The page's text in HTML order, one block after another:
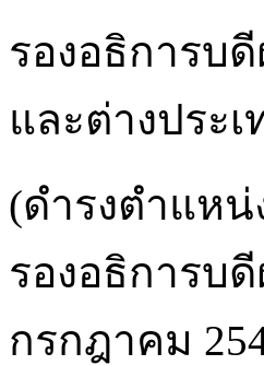
รองอธิการบ
และต่างประเ
(ดำรงตำแหน่
รองอธิการบ
กรกฎาคม